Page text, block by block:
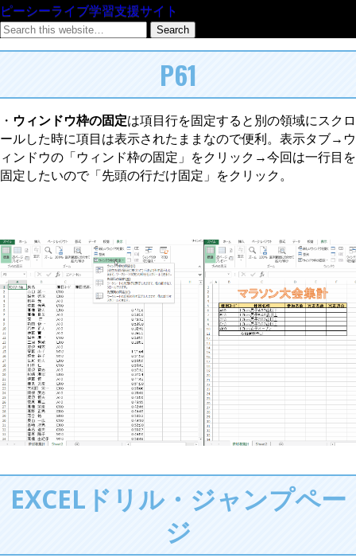
ピーシーライブ学習支援サイト
P61
・ ウィンドウ枠の固定は項目行を固定すると別の領域にスクロ
ールした時に項目は表示されたままなので便利。表示タブ→ウ
ィンドウの「ウィンド枠の固定」をクリック→今回は一行目を
固定したいので「先頭の行だけ固定」をクリック。
EXCELドリル・ジャンプペー
ジ